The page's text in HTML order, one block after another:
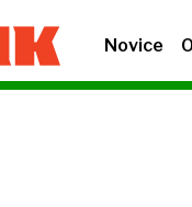
Novice